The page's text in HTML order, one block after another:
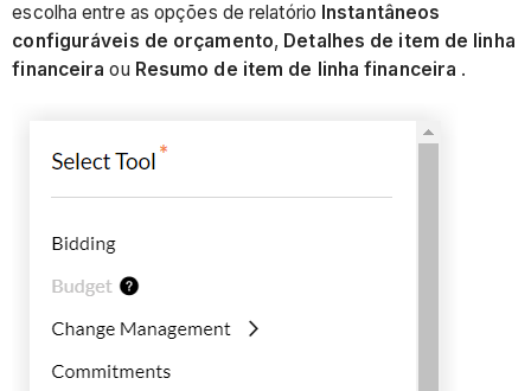
escolha entre as opções de relatório Instantâneos
configuráveis de orçamento, Detalhes de item de linha
financeira ou Resumo de item de linha financeira .